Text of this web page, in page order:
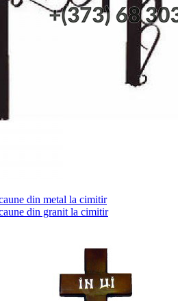
din metal la cimitir
din granit la cimitir